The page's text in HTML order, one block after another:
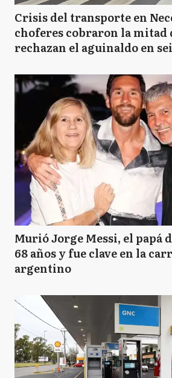
Crisis del transporte en
choferes cobraron la mitad
rechazan el aguinaldo en
Murió Jorge Messi, el papá
68 años y fue clave en la
argentino